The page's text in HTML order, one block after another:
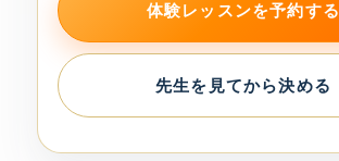
体験レッスンを予約する
先生を見てから決める